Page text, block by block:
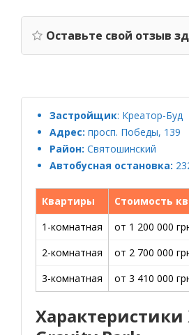
Оставьте свой отзыв
Застройщик: Креатор-Буд
Адрес: просп. Победы, 139
Район: Святошинский
Автобусная остановка:
Квартиры Стоимость
1-комнатная
от 1 200 000
2-комнатная
от 2 700 000
3-комнатная
от 3 410 000